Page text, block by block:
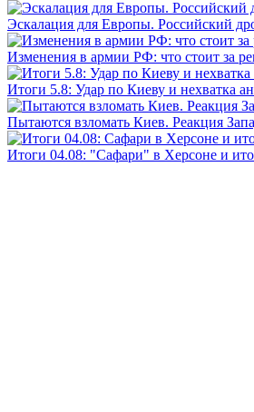
Эскалация для Европы. Российский
Изменения в армии РФ: что стоит за
Итоги 5.8: Удар по Киеву и нехватка
Пытаются взломать Киев. Реакция
Итоги 04.08: "Сафари" в Херсоне и